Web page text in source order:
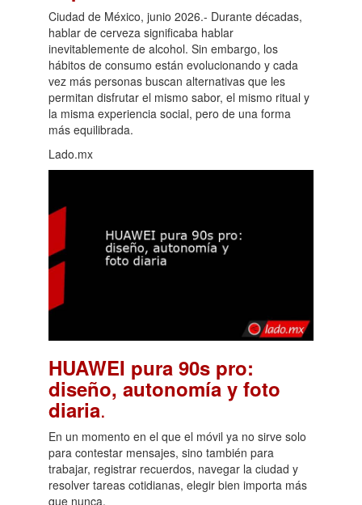
Ciudad de México, junio 2026.- Durante décadas,
hablar de cerveza significaba hablar
inevitablemente de alcohol. Sin embargo, los
hábitos de consumo están evolucionando y cada
vez más personas buscan alternativas que les
permitan disfrutar el mismo sabor, el mismo ritual y
la misma experiencia social, pero de una forma
más equilibrada.
Lado.mx
HUAWEI pura 90s pro:
diseño, autonomía y foto
diaria.
En un momento en el que el móvil ya no sirve solo
para contestar mensajes, sino también para
trabajar, registrar recuerdos, navegar la ciudad y
resolver tareas cotidianas, elegir bien importa más
que nunca.